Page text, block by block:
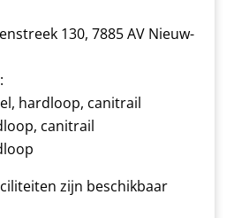
130, 7885 AV Nieuw-
hardloop, canitrail
canitrail
zijn beschikbaar